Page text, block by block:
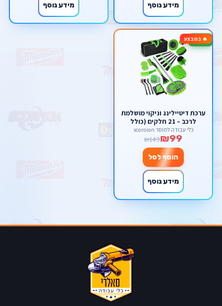
מידע נוסף מידע נוסף
🔥 במבצע-34%
ערכת דיטיילינג וניקוי מושלמת
לרכב – 21 חלקים (כולל
מברשות למברגה ומוט
טלסקופי)
כלי עבודה למוסך scorpion
₪99
₪149
הוסף לסל
מידע נוסף